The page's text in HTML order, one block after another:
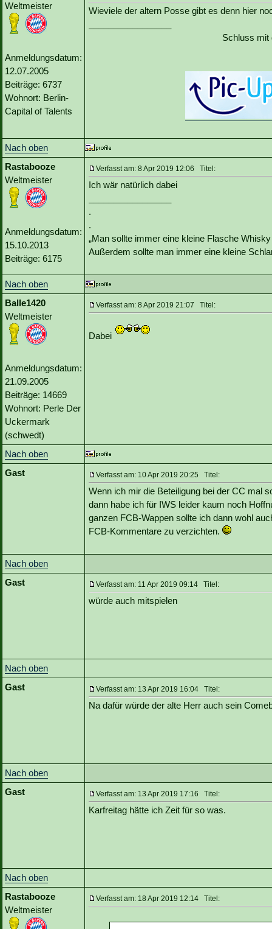
Weltmeister
Anmeldungsdatum:
12.07.2005
Beiträge: 6737
Wohnort: Berlin-
Capital of Talents
Wieviele der altern Posse gibt es denn hier
Schluss mit
Nach oben
Rastabooze
Weltmeister
Anmeldungsdatum:
15.10.2013
Beiträge: 6175
Verfasst am: 8 Apr 2019 12:06 Titel:
Ich wär natürlich dabei
.
.
„Man sollte immer eine kleine Flasche
Außerdem sollte man immer eine kleine
Nach oben
Balle1420
Weltmeister
Anmeldungsdatum:
21.09.2005
Beiträge: 14669
Wohnort: Perle Der
Uckermark
(schwedt)
Verfasst am: 8 Apr 2019 21:07 Titel:
Dabei
Nach oben
Gast
Verfasst am: 10 Apr 2019 20:25 Titel:
Wenn ich mir die Beteiligung bei der CC mal
dann habe ich für IWS leider kaum noch
ganzen FCB-Wappen sollte ich dann wohl
FCB-Kommentare zu verzichten.
Nach oben
Gast
Verfasst am: 11 Apr 2019 09:14 Titel:
würde auch mitspielen
Nach oben
Gast
Verfasst am: 13 Apr 2019 16:04 Titel:
Na dafür würde der alte Herr auch sein
Nach oben
Gast
Verfasst am: 13 Apr 2019 17:16 Titel:
Karfreitag hätte ich Zeit für so was.
Nach oben
Rastabooze
Weltmeister
Verfasst am: 18 Apr 2019 12:14 Titel: